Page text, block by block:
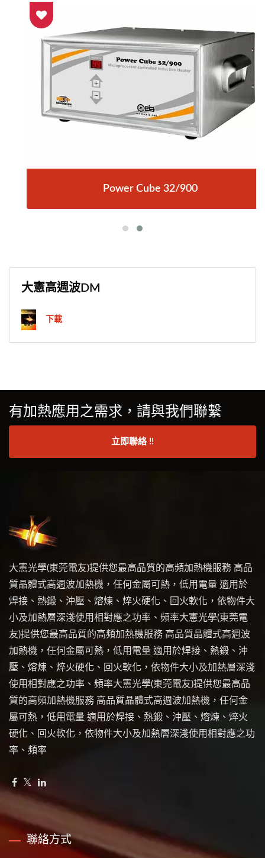
Power Cube 32/900
大憲高週波DM
下載
有加熱應用之需求，請與我們聯繫
立即聯絡 !!
大憲光學(東莞電友)提供您最高品質的高頻加熱機服務 高品
質晶體式高週波加熱機，任何金屬可熱，低用電量 適用於
焊接、熱鍛、沖壓、熔煉、焠火硬化、回火軟化，依物件大
小及加熱層深淺使用相對應之功率、頻率大憲光學(東莞電
友)提供您最高品質的高頻加熱機服務 高品質晶體式高週波
加熱機，任何金屬可熱，低用電量 適用於焊接、熱鍛、沖
壓、熔煉、焠火硬化、回火軟化，依物件大小及加熱層深淺
使用相對應之功率、頻率大憲光學(東莞電友)提供您最高品
質的高頻加熱機服務 高品質晶體式高週波加熱機，任何金
屬可熱，低用電量 適用於焊接、熱鍛、沖壓、熔煉、焠火
硬化、回火軟化，依物件大小及加熱層深淺使用相對應之功
率、頻率
聯絡方式